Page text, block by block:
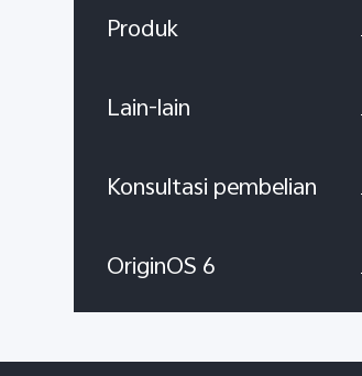
Produk
Lain-lain
Konsultasi pembelian
OriginOS 6